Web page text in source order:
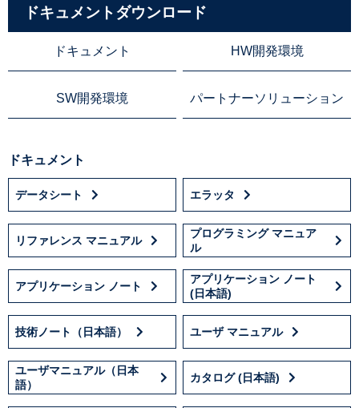
ドキュメントダウンロード
ドキュメント HW開発環境
SW開発環境 パートナーソリューション
ドキュメント
データシート エラッタ
リファレンス マニュアル
プログラミング マニュア
ル
アプリケーション ノート
アプリケーション ノート
(日本語)
技術ノート（日本語） ユーザ マニュアル
ユーザマニュアル（日本
語）
カタログ (日本語)